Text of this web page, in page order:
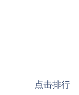
点击排行